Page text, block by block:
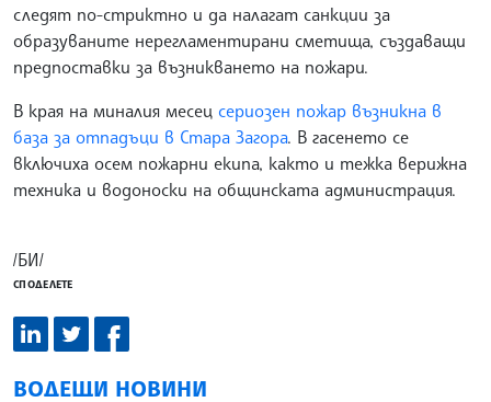
следят по-стриктно и да налагат санкции за
образуваните нерегламентирани сметища, създаващи
предпоставки за възникването на пожари.
В края на миналия месец сериозен пожар възникна в
база за отпадъци в Стара Загора. В гасенето се
включиха осем пожарни екипа, както и тежка верижна
техника и водоноски на общинската администрация.
/БИ/
СПОДЕЛЕТЕ
ВОДЕЩИ НОВИНИ